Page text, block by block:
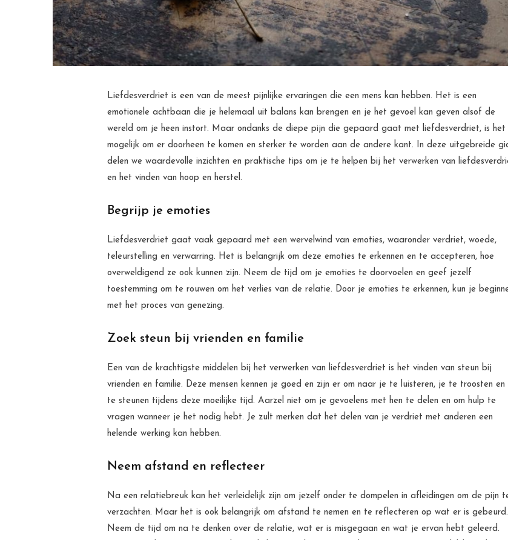
Liefdesverdriet is een van de meest pijnlijke ervaringen die een mens kan hebben. Het is een
emotionele achtbaan die je helemaal uit balans kan brengen en je het gevoel kan geven alsof de
wereld om je heen instort. Maar ondanks de diepe pijn die gepaard gaat met liefdesverdriet, is het
mogelijk om er doorheen te komen en sterker te worden aan de andere kant. In deze uitgebreide
delen we waardevolle inzichten en praktische tips om je te helpen bij het verwerken van
en het vinden van hoop en herstel.
Begrijp je emoties
Liefdesverdriet gaat vaak gepaard met een wervelwind van emoties, waaronder verdriet, woede,
teleurstelling en verwarring. Het is belangrijk om deze emoties te erkennen en te accepteren, hoe
overweldigend ze ook kunnen zijn. Neem de tijd om je emoties te doorvoelen en geef jezelf
toestemming om te rouwen om het verlies van de relatie. Door je emoties te erkennen, kun je
met het proces van genezing.
Zoek steun bij vrienden en familie
Een van de krachtigste middelen bij het verwerken van liefdesverdriet is het vinden van steun bij
vrienden en familie. Deze mensen kennen je goed en zijn er om naar je te luisteren, je te troosten en
te steunen tijdens deze moeilijke tijd. Aarzel niet om je gevoelens met hen te delen en om hulp te
vragen wanneer je het nodig hebt. Je zult merken dat het delen van je verdriet met anderen een
helende werking kan hebben.
Neem afstand en reflecteer
Na een relatiebreuk kan het verleidelijk zijn om jezelf onder te dompelen in afleidingen om de pijn
verzachten. Maar het is ook belangrijk om afstand te nemen en te reflecteren op wat er is gebeurd.
Neem de tijd om na te denken over de relatie, wat er is misgegaan en wat je ervan hebt geleerd.